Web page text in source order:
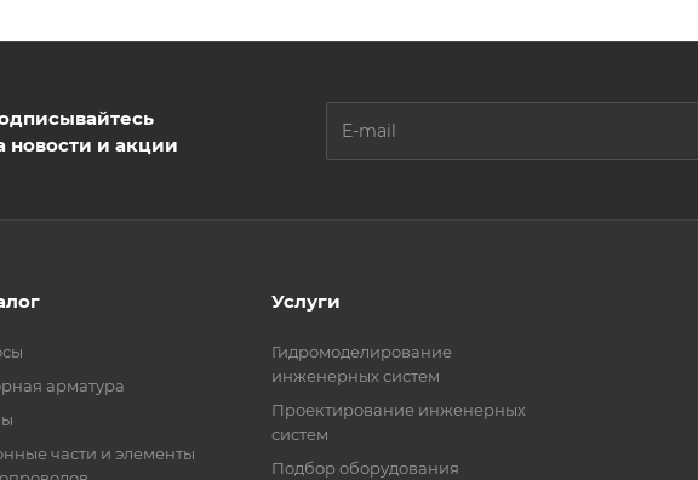
новости и акции
арматура
части и элементы
Услуги
Гидромоделирование
инженерных систем
Проектирование инженерных
систем
Подбор оборудования